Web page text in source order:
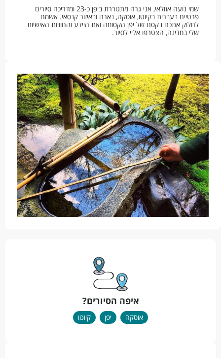
שמי נועה אזולאי, אני גרה מתגוררת ביפן כ-23 ומדריכה סיורים
פרטיים בעברית בקיוטו, אוסקה, נארה ובאיזור קנסאי. אשמח
לחלוק אתכם בקסם של יפן הקסומה ואת היידע והחוויות האישיות
שלי במדינה, הצטרפו אליי לסיור.
איפה הסיורים?
אוסקה יפן קיוטו